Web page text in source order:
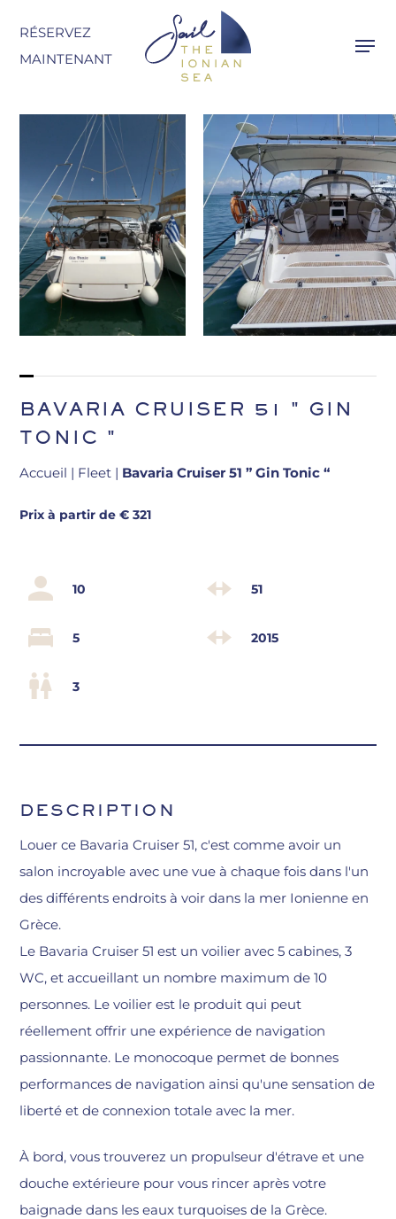
main
RÉSERVEZ
MAINTENANT
BAVARIA CRUISER 51 " GIN
TONIC "
Accueil | Fleet | Bavaria Cruiser 51 ” Gin Tonic “
Prix à partir de € 321
10 51
5 2015
3
DESCRIPTION
Louer ce Bavaria Cruiser 51, c'est comme avoir un
salon incroyable avec une vue à chaque fois dans l'un
des différents endroits à voir dans la mer Ionienne en
Grèce.
Le Bavaria Cruiser 51 est un voilier avec 5 cabines, 3
WC, et accueillant un nombre maximum de 10
personnes. Le voilier est le produit qui peut
réellement offrir une expérience de navigation
passionnante. Le monocoque permet de bonnes
performances de navigation ainsi qu'une sensation de
liberté et de connexion totale avec la mer.
À bord, vous trouverez un propulseur d'étrave et une
douche extérieure pour vous rincer après votre
baignade dans les eaux turquoises de la Grèce.